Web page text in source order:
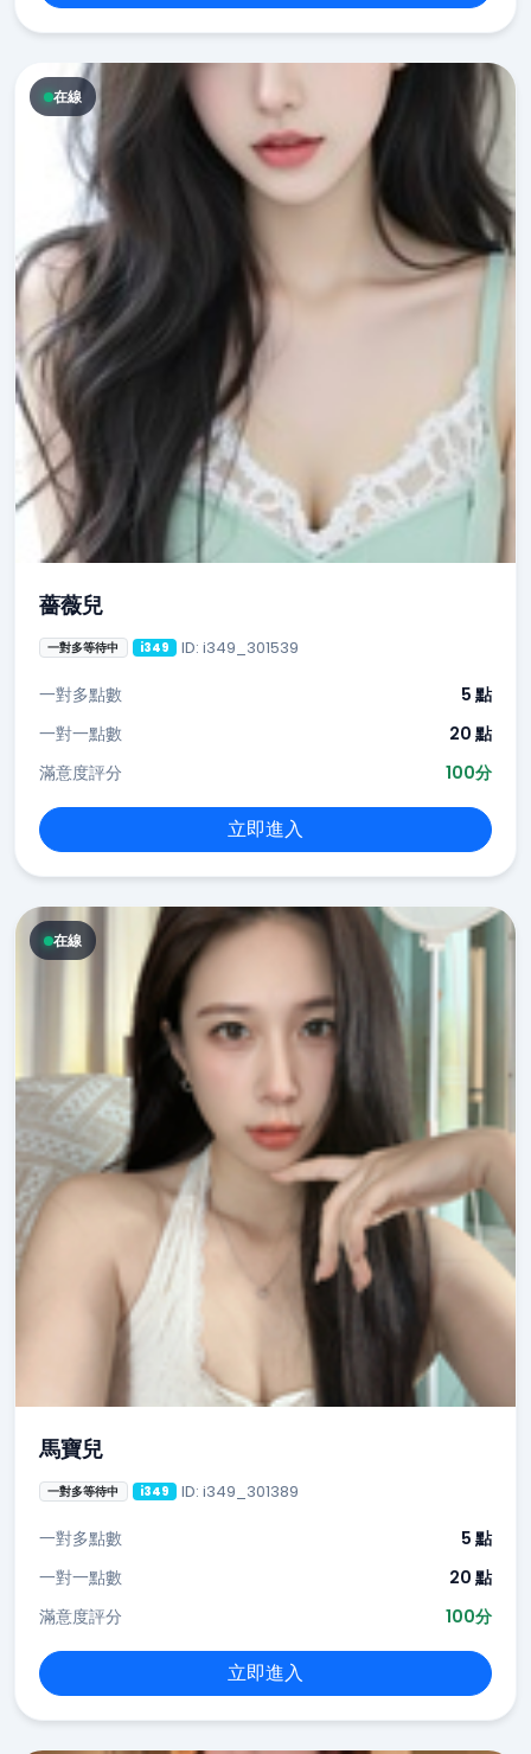
在線
薔薇兒
一對多等待中 i349 ID: i349_301539
一對多點數
5 點
一對一點數
20 點
滿意度評分
100分
立即進入
在線
馬寶兒
一對多等待中 i349 ID: i349_301389
一對多點數
5 點
一對一點數
20 點
滿意度評分
100分
立即進入